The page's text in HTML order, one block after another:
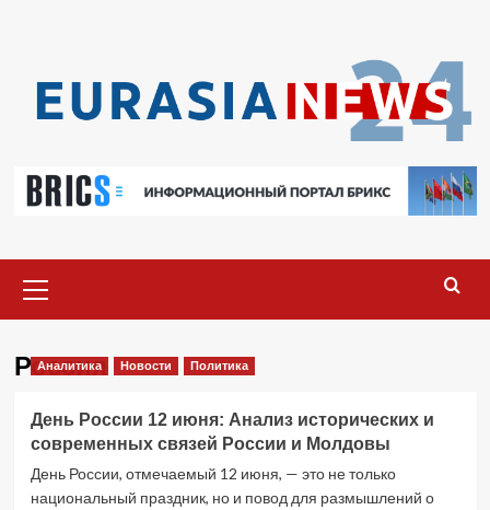
меню
Россия
Аналитика Новости Политика
День России 12 июня: Анализ исторических и
современных связей России и Молдовы
День России, отмечаемый 12 июня, — это не только
национальный праздник, но и повод для размышлений о